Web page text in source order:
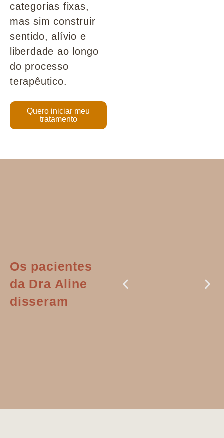
categorias fixas,
mas sim construir
sentido, alívio e
liberdade ao longo
do processo
terapêutico.
Quero iniciar meu
tratamento
Os pacientes
da Dra Aline
disseram